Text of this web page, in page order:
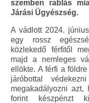
szemben rablás
Járási Ügyészség.
A vádlott 2024.
egy rossz
közlekedő férfitől
majd a nemleges
ellökte. A férfi a
járóbottal
megakadályozni
forint készpénzt